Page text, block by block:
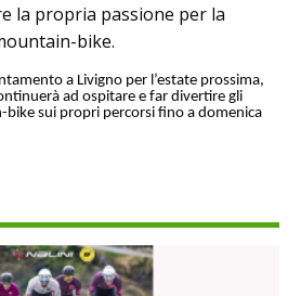
la propria passione per la
bike.
a Livigno per l’estate prossima,
ad ospitare e far divertire gli
sui propri percorsi fino a domenica